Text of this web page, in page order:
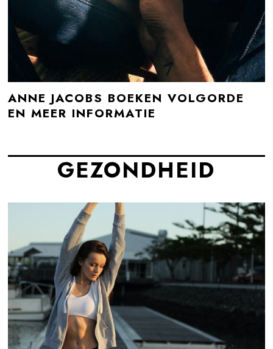
ANNE JACOBS BOEKEN VOLGORDE
EN MEER INFORMATIE
GEZONDHEID